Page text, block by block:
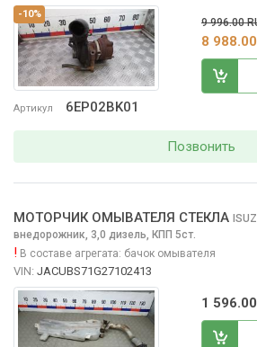
-10%
Артикул 6EP02BK01
9 996.00
8
Позвонить
МОТОРЧИК ОМЫВАТЕЛЯ СТЕКЛА
внедорожник, 3,0 дизель, КПП 5ст.
! В составе агрегата: бачок омывателя
VIN: JACUBS71G27102413
1